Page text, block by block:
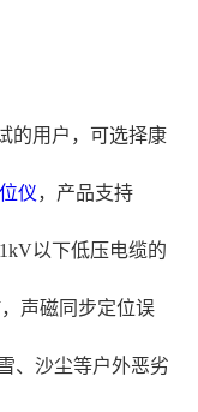
的用户，可选择康
仪，产品支持
以下低压电缆的
声磁同步定位误
、沙尘等户外恶劣